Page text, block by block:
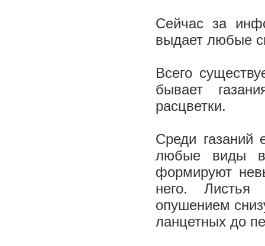
Сейчас за
выдает любые
Всего
бывает
расцветки.
Среди газаний
любые виды
формируют
него. Листья
опушением
ланцетных до